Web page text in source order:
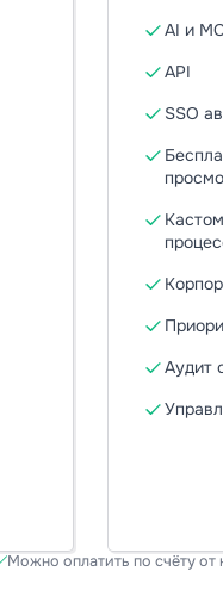
AI и
API
SSO
Аудит
Можно оплатить по счёту от